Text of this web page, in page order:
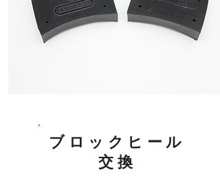
ブロックヒール
交換